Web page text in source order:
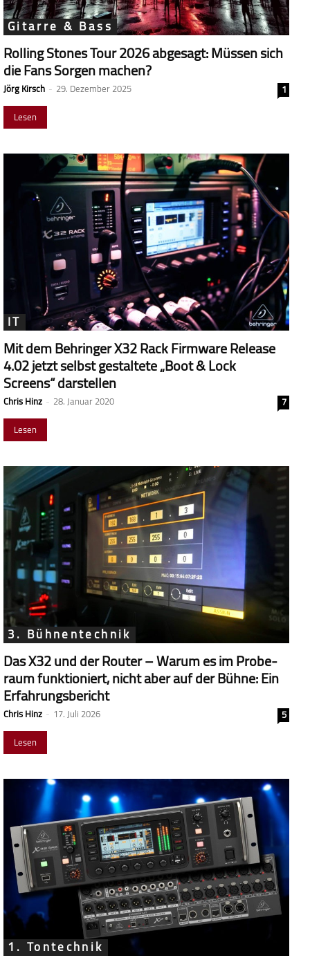
Gitarre & Bass
Rolling Stones Tour 2026 abgesagt: Müssen sich
die Fans Sorgen machen?
Jörg Kirsch - 29. Dezember 2025
1
Lesen
IT
Mit dem Behringer X32 Rack Firmware Release
4.02 jetzt selbst gestaltete „Boot & Lock
Screens“ darstellen
Chris Hinz - 28. Januar 2020
7
Lesen
3. Bühnentechnik
Das X32 und der Router – Warum es im Probe­
raum funk­tio­niert, nicht aber auf der Bühne: Ein
Erfahrungsbericht
Chris Hinz - 17. Juli 2026
5
Lesen
1. Tontechnik